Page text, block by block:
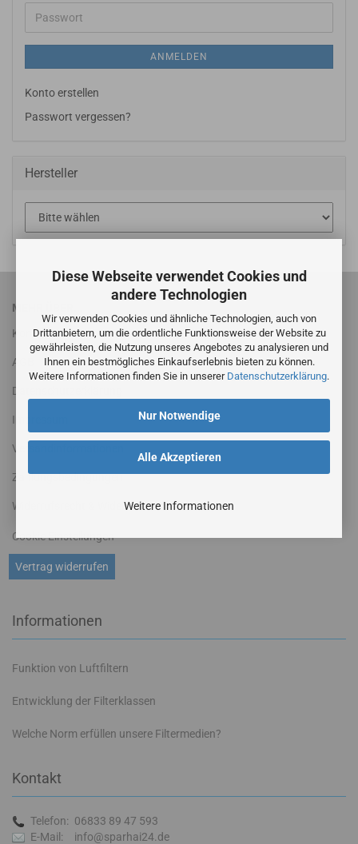
Diese Webseite verwendet Cookies und
andere Technologien
Wir verwenden Cookies und ähnliche Technologien, auch von
Drittanbietern, um die ordentliche Funktionsweise der Website zu
gewährleisten, die Nutzung unseres Angebotes zu analysieren und
Ihnen ein bestmögliches Einkaufserlebnis bieten zu können.
Weitere Informationen finden Sie in unserer Datenschutzerklärung.
Alle Akzeptieren
Nur Notwendige
Weitere Informationen
Adresse
Passwort
ANMELDEN
Konto erstellen
Passwort vergessen?
Hersteller
MEHR ÜBER...
Kontakt
AGB
Datenschutzerklärung
Impressum
Versandinformationen
Zahlungsbedingungen
Widerrufsrecht & Widerrufsformular
Vertrag widerrufen
Cookie Einstellungen
Informationen
Funktion von Luftfiltern
Entwicklung der Filterklassen
Welche Norm erfüllen unsere Filtermedien?
Kontakt
Telefon: 06833 89 47 593
E-Mail:
info@sparhai24.de